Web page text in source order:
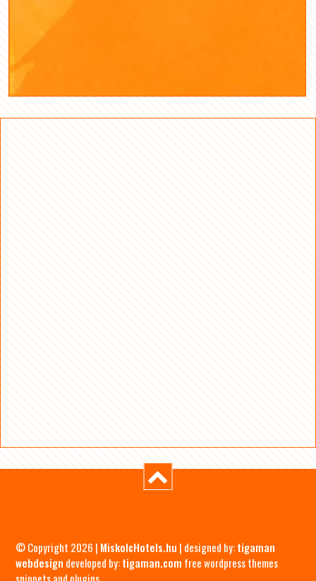
© Copyright 2026 | MiskolcHotels.hu | designed by:tigaman
webdesign developed by:tigaman.com free wordpress themes